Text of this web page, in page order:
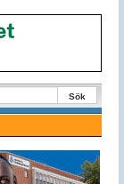
Sök